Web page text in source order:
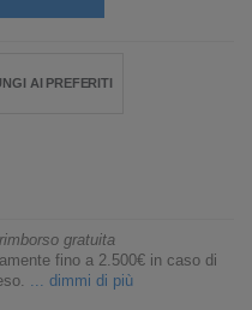
AI PREFERITI
gratuita
fino a 2.500€ in caso di
... dimmi di più